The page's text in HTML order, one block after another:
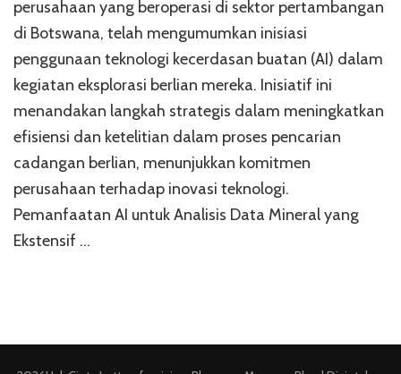
perusahaan yang beroperasi di sektor pertambangan
di Botswana, telah mengumumkan inisiasi
penggunaan teknologi kecerdasan buatan (AI) dalam
kegiatan eksplorasi berlian mereka. Inisiatif ini
menandakan langkah strategis dalam meningkatkan
efisiensi dan ketelitian dalam proses pencarian
cadangan berlian, menunjukkan komitmen
perusahaan terhadap inovasi teknologi.
Pemanfaatan AI untuk Analisis Data Mineral yang
Ekstensif …